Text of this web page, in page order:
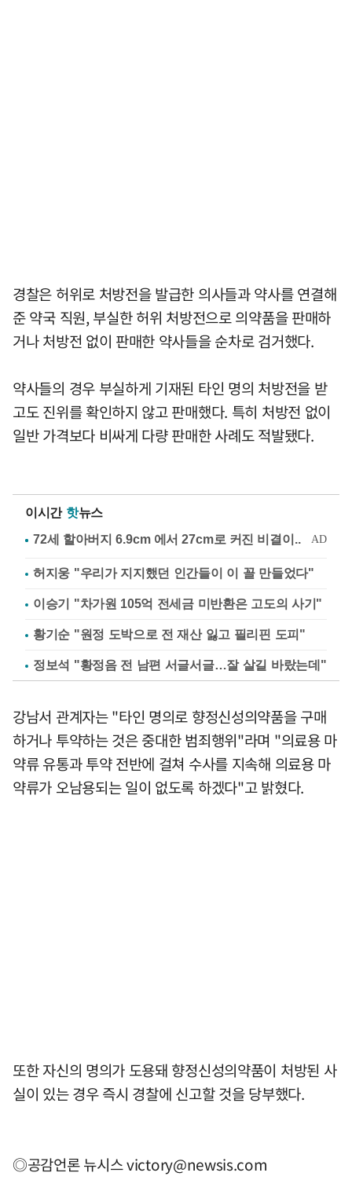
경찰은 허위로 처방전을 발급한 의사들과 약사를 연결해
준 약국 직원, 부실한 허위 처방전으로 의약품을 판매하
거나 처방전 없이 판매한 약사들을 순차로 검거했다.
약사들의 경우 부실하게 기재된 타인 명의 처방전을 받
고도 진위를 확인하지 않고 판매했다. 특히 처방전 없이
일반 가격보다 비싸게 다량 판매한 사례도 적발됐다.
이시간 핫뉴스
허지웅 "우리가 지지했던 인간들이 이 꼴 만들었다"
이승기 "차가원 105억 전세금 미반환은 고도의 사기"
황기순 "원정 도박으로 전 재산 잃고 필리핀 도피"
정보석 "황정음 전 남편 서글서글…잘 살길 바랐는데"
강남서 관계자는 "타인 명의로 향정신성의약품을 구매
하거나 투약하는 것은 중대한 범죄행위"라며 "의료용 마
약류 유통과 투약 전반에 걸쳐 수사를 지속해 의료용 마
약류가 오남용되는 일이 없도록 하겠다"고 밝혔다.
또한 자신의 명의가 도용돼 향정신성의약품이 처방된 사
실이 있는 경우 즉시 경찰에 신고할 것을 당부했다.
◎공감언론 뉴시스victory@newsis.com